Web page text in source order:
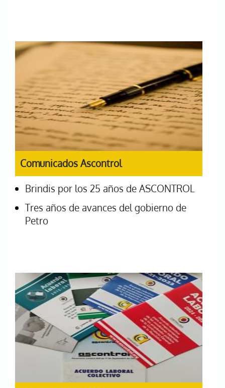
Comunicados Ascontrol
Brindis por los 25 años de ASCONTROL
Tres años de avances del gobierno de
Petro